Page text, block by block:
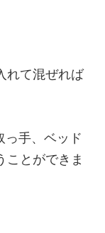
れて混ぜれば
っ手、ベッド
ことができま